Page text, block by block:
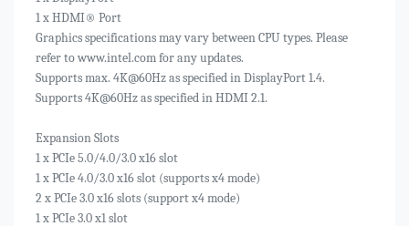
1 x HDMI® Port
Graphics specifications may vary between CPU types. Please
refer to www.intel.com for any updates.
Supports max. 4K@60Hz as specified in DisplayPort 1.4.
Supports 4K@60Hz as specified in HDMI 2.1.
Expansion Slots
1 x PCIe 5.0/4.0/3.0 x16 slot
1 x PCIe 4.0/3.0 x16 slot (supports x4 mode)
2 x PCIe 3.0 x16 slots (support x4 mode)
1 x PCIe 3.0 x1 slot